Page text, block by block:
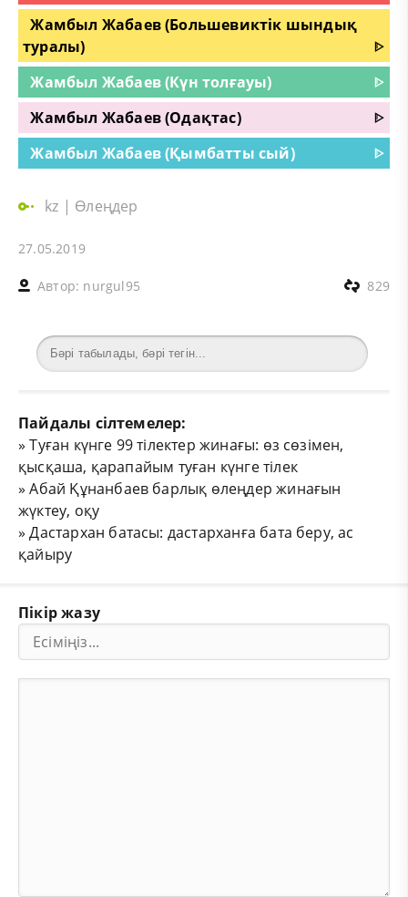
Жамбыл Жабаев (Большевиктік шындық
туралы)
ᐈ
Жамбыл Жабаев (Күн толғауы)
ᐈ
Жамбыл Жабаев (Одақтас)
ᐈ
Жамбыл Жабаев (Қымбатты сый)
ᐈ
kz | Өлеңдер
27.05.2019
Автор: nurgul95 829
Пайдалы сілтемелер:
»Туған күнге 99 тілектер жинағы: өз сөзімен,
қысқаша, қарапайым туған күнге тілек
»Абай Құнанбаев барлық өлеңдер жинағын
жүктеу, оқу
»Дастархан батасы: дастарханға бата беру, ас
қайыру
Пікір жазу